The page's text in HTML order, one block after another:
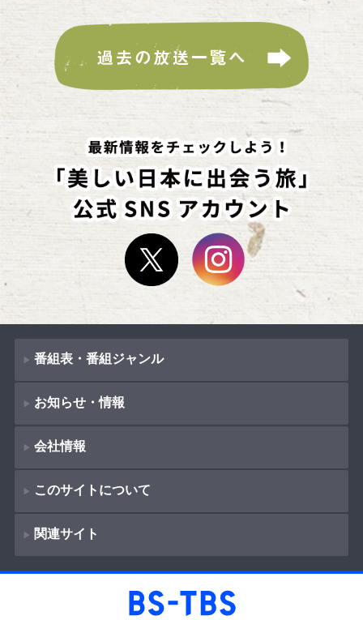
番組表・番組ジャンル
番組表
番組ジャンル
ドラマ
映画
お知らせ・情報
新着情報
お知らせ
イベント
ショッピング
会社情報
会社概要
（Company Information）
このサイトについて
著作権とリンク
サイトポリシー
関連サイト